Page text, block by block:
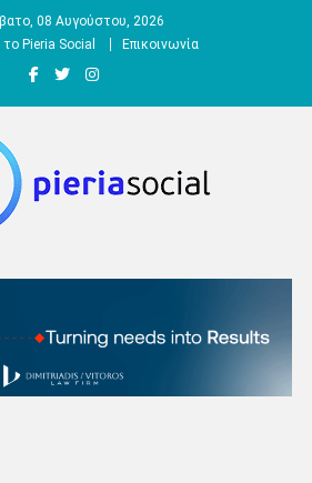
08 Αυγούστου, 2026
Pieria Social
Επικοινωνία